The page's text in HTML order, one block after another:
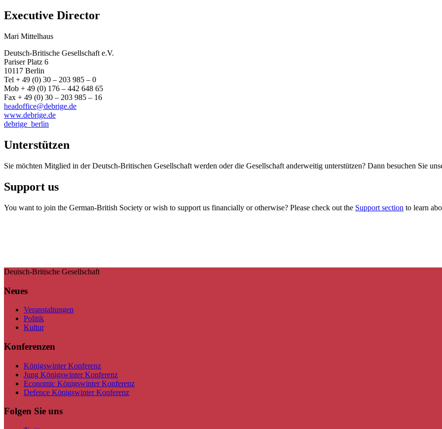
Executive Director
Mari Mittelhaus
Deutsch-Britische Gesellschaft e.V.
Pariser Platz 6
10117 Berlin
Tel + 49 (0) 30 – 203 985 – 0
Mob + 49 (0) 176 – 442 648 65
Fax + 49 (0) 30 – 203 985 – 16
headoffice@debrige.de
www.debrige.de
debrige_berlin
Unterstützen
Sie möchten Mitglied in der Deutsch-Britischen Gesellschaft werden oder die Gesellschaft anderweitig unterstützen? Dann besuchen Sie
Support us
You want to join the German-British Society or wish to support us financially or otherwise? Please check out the Support section to learn
Deutsch-Britische Gesellschaft
Neues
Veranstaltungen
Politik
Kultur
Konferenzen
Königswinter Konferenz
Jung Königswinter Konferenz
Economic Königswinter Konferenz
Defence Königswinter Konferenz
Folgen Sie uns